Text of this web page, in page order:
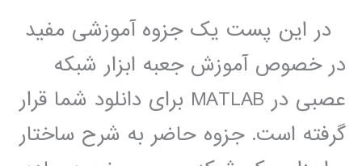
در این پست یک جزوه آموزشی مفید
در خصوص آموزش جعبه ابزار شبکه
عصبی در MATLAB برای دانلود شما قرار
گرفته است. جزوه حاضر به شرح ساختار